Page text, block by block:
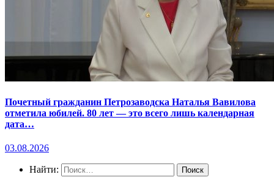
Почетный гражданин Петрозаводска Наталья Вавилова
отметила юбилей. 80 лет — это всего лишь календарная
дата…
03.08.2026
Найти: